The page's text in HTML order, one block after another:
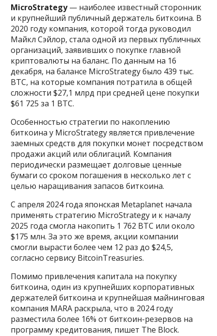
MicroStrategy— наиболее известный сторонник
и крупнейший публичный держатель биткоина. В
2020 году компания, которой тогда руководил
Майкл Сэйлор, стала одной из первых публичных
организаций, заявивших о покупке главной
криптовалюты на баланс. По данным на 16
декабря, на балансе MicroStrategy было 439 тыс.
BTC, на которые компания потратила в общей
сложности $27,1 млрд при средней цене покупки
$61 725 за 1 BTC.
Особенностью стратегии по накоплению
биткоина у MicroStrategy является привлечение
заемных средств для покупки монет посредством
продажи акций или облигаций. Компания
периодически размещает долговые ценные
бумаги со сроком погашения в несколько лет с
целью наращивания запасов биткоина.
С апреля 2024 года японская Metaplanet начала
применять стратегию MicroStrategy и к началу
2025 года смогла накопить 1 762 BTC или около
$175 млн. За это же время, акции компании
смогли вырасти более чем 12 раз до $24,5,
согласно сервису BitcoinTreasuries.
Помимо привлечения капитала на покупку
биткоина, один из крупнейших корпоративных
держателей биткоина и крупнейшая майнинговая
компания MARA раскрыла, что в 2024 году
разместила более 16% от биткоин-резервов на
программу кредитования, пишет The Block.